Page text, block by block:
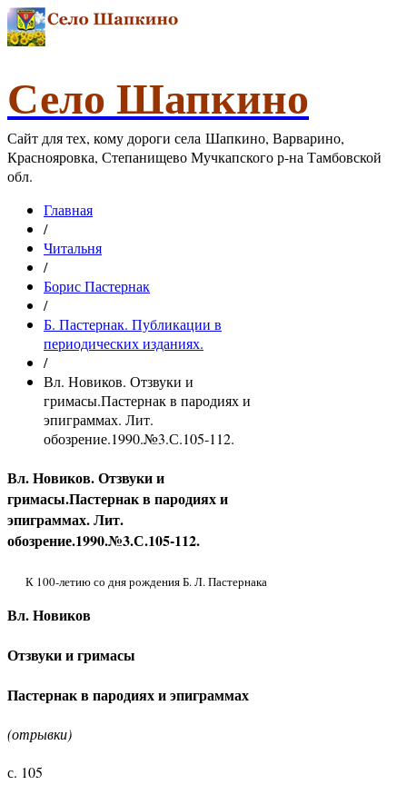
Село Шапкино
Сайт для тех, кому дороги села Шапкино, Варварино,
Краснояровка, Степанищево Мучкапского р-на Тамбовской
обл.
Главная
/
Читальня
/
Борис Пастернак
/
Б. Пастернак. Публикации в
периодических изданиях.
/
Вл. Новиков. Отзвуки и
гримасы.Пастернак в пародиях и
эпиграммах. Лит.
обозрение.1990.№3.С.105-112.
Вл. Новиков. Отзвуки и
гримасы.Пастернак в пародиях и
эпиграммах. Лит.
обозрение.1990.№3.С.105-112.
К 100-летию со дня рождения Б. Л. Пастернака
Вл. Новиков
Отзвуки и гримасы
Пастернак в пародиях и эпиграммах
(отрывки)
с. 105